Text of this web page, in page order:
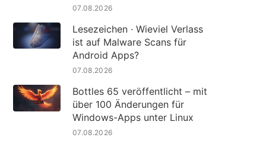
07.08.2026
Lesezeichen · Wieviel Verlass
ist auf Malware Scans für
Android Apps?
07.08.2026
Bottles 65 veröffentlicht – mit
über 100 Änderungen für
Windows-Apps unter Linux
07.08.2026